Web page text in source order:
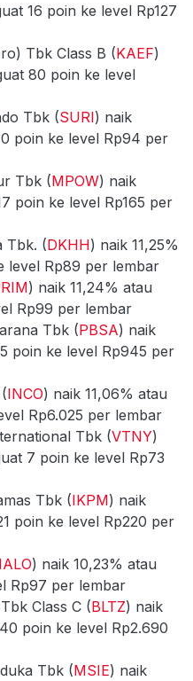
16 poin ke level Rp127
Tbk Class B (KAEF)
80 poin ke level
Tbk (SURI) naik
poin ke level Rp94 per
Tbk (MPOW) naik
poin ke level Rp165 per
Tbk. (DKHH) naik 11,25%
level Rp89 per lembar
) naik 11,24% atau
Rp99 per lembar
Tbk (PBSA) naik
poin ke level Rp945 per
INCO) naik 11,06% atau
Rp6.025 per lembar
Tbk (VTNY)
7 poin ke level Rp73
Tbk (IKPM) naik
poin ke level Rp220 per
) naik 10,23% atau
Rp97 per lembar
Class C (BLTZ) naik
poin ke level Rp2.690
Tbk (MSIE) naik